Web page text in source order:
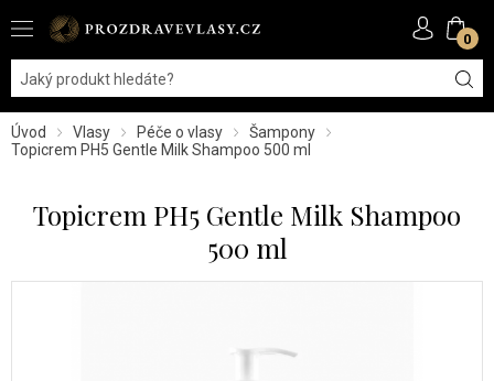
0
Úvod Vlasy Péče o vlasy
Šampony
Topicrem PH5 Gentle Milk Shampoo 500 ml
Topicrem PH5 Gentle Milk Shampoo
500 ml